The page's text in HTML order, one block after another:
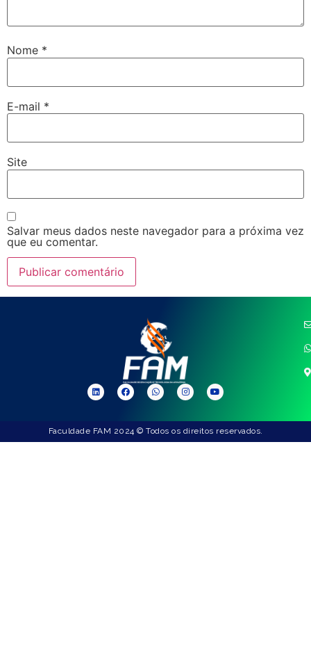
Nome *
E-mail *
Site
Salvar meus dados neste navegador para a próxima vez
que eu comentar.
Faculdade FAM 2024 © Todos os direitos reservados.